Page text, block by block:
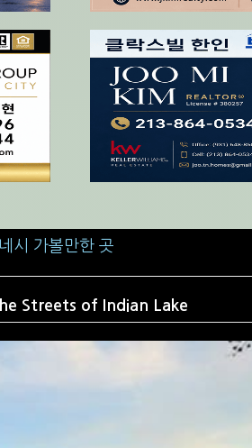
시 가볼만한 곳
Centennial Park